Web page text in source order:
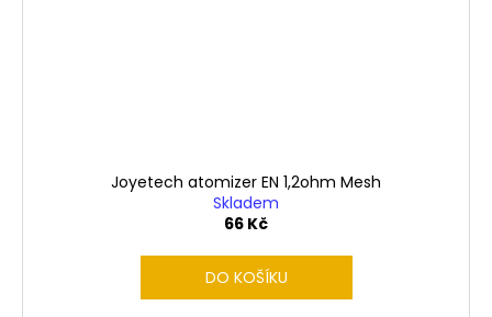
Joyetech atomizer EN 1,2ohm Mesh
Skladem
66 Kč
DO KOŠÍKU